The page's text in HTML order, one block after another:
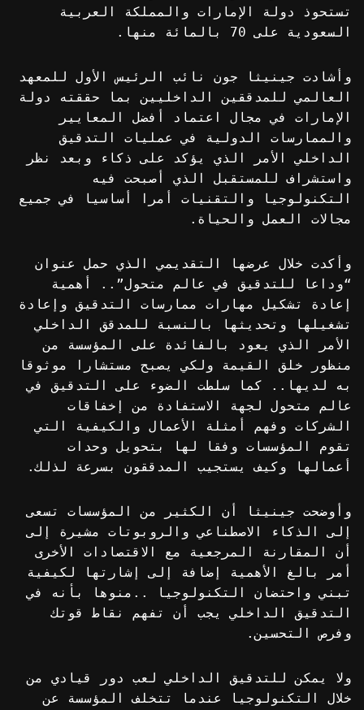
تستحوذ دولة الإمارات والمملكة العربية
السعودية على 70 بالمائة منها.
وأشادت جينيثا جون نائب الرئيس الأول للمعهد
العالمي للمدققين الداخليين بما حققته دولة
الإمارات في مجال اعتماد أفضل المعايير
والممارسات الدولية في عمليات التدقيق
الداخلي الأمر الذي يؤكد على ذكاء وبعد نظر
واستشراف للمستقبل الذي أصبحت فيه
التكنولوجيا والتقنيات أمرا أساسيا في جميع
مجالات العمل والحياة.
وأكدت خلال عرضها التقديمي الذي حمل عنوان
“وداعا للتدقيق في عالم متحول”.. أهمية
إعادة تشكيل مهارات ممارسات التدقيق وإعادة
تشغيلها وتحديثها بالنسبة للمدقق الداخلي
الأمر الذي يعود بالفائدة على المؤسسة من
منظور خلق القيمة ولكي يصبح مستشارا موثوقا
به لديها.. كما سلطت الضوء على التدقيق في
عالم متحول لجهة الاستفادة من إخفاقات
الشركات وفهم أمثلة الأعمال والكيفية التي
تقوم المؤسسات وفقا لها بتحويل وحدات
أعمالها وكيف يستجيب المدققون بسرعة لذلك.
وأوضحت جينيثا أن الكثير من المؤسسات تسعى
إلى الذكاء الاصطناعي والروبوتات مشيرة إلى
أن المقارنة المرجعية مع الاقتصادات الأخرى
أمر بالغ الأهمية إضافة إلى إشارتها لكيفية
تبني واحتضان التكنولوجيا ..منوها بأنه في
التدقيق الداخلي يجب أن تفهم نقاط قوتك
وفرص التحسين.
ولا يمكن للتدقيق الداخلي لعب دور قيادي من
خلال التكنولوجيا عندما تتخلف المؤسسة عن